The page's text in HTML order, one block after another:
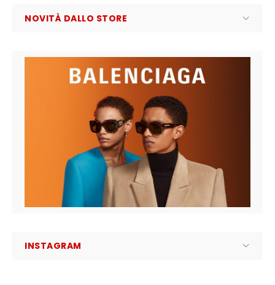
NOVITÀ DALLO STORE
INSTAGRAM